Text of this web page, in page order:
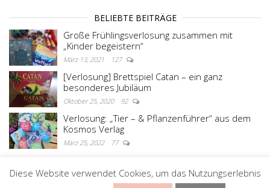
BELIEBTE BEITRÄGE
Große Frühlingsverlosung zusammen mit
„Kinder begeistern“
März 13, 2021 127
[Verlosung] Brettspiel Catan – ein ganz
besonderes Jubiläum
Oktober 25, 2020 92
Verlosung: „Tier – & Pflanzenführer“ aus dem
Kosmos Verlag
März 25, 2022 77
Stolz präsentiert vonWordPress|Theme:Master
Diese Website verwendet Cookies, um das Nutzungserlebnis